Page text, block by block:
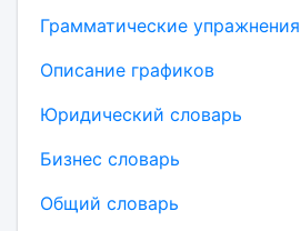
Грамматические упражнения
Описание графиков
Юридический словарь
Бизнес словарь
Общий словарь